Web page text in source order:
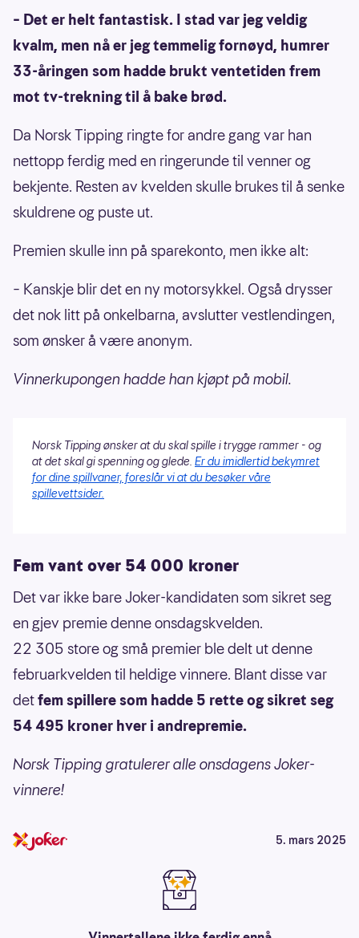
– Det er helt fantastisk. I stad var jeg veldig
kvalm, men nå er jeg temmelig fornøyd, humrer
33-åringen som hadde brukt ventetiden frem
mot tv-trekning til å bake brød.
Da Norsk Tipping ringte for andre gang var han
nettopp ferdig med en ringerunde til venner og
bekjente. Resten av kvelden skulle brukes til å senke
skuldrene og puste ut.
Premien skulle inn på sparekonto, men ikke alt:
– Kanskje blir det en ny motorsykkel. Også drysser
det nok litt på onkelbarna, avslutter vestlendingen,
som ønsker å være anonym.
Vinnerkupongen hadde han kjøpt på mobil.
Norsk Tipping ønsker at du skal spille i trygge rammer - og
at det skal gi spenning og glede. Er du imidlertid bekymret
for dine spillvaner, foreslår vi at du besøker våre
spillevettsider.
Fem vant over 54 000 kroner
Det var ikke bare Joker-kandidaten som sikret seg
en gjev premie denne onsdagskvelden.
22 305 store og små premier ble delt ut denne
februarkvelden til heldige vinnere. Blant disse var
detfemspillere som hadde 5 rette og sikret seg
54 495 kroner hver i andrepremie.
Norsk Tipping gratulerer alle onsdagens Joker-
vinnere!
5. mars 2025